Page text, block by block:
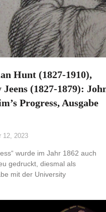
Hunt (1827-1910),
(1827-1879):
Progress, Ausgabe
12, 2023
wurde im Jahr 1862 auch
gedruckt, diesmal als
mit der University